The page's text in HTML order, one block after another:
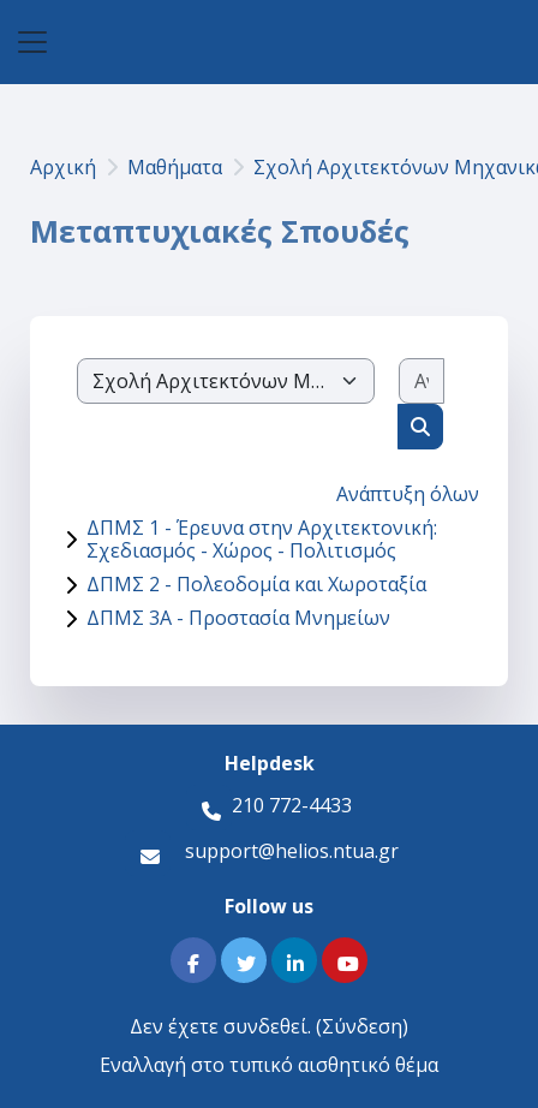
Αρχική Μαθήματα Σχολή Αρχιτεκτόνων
Μεταπτυχιακές Σπουδές
Κατηγορίες μαθημάτων
Αναζήτηση
Ανάπτυξη όλων
ΔΠΜΣ 1 - Έρευνα στην Αρχιτεκτονική:
Σχεδιασμός - Χώρος - Πολιτισμός
ΔΠΜΣ 2 - Πολεοδομία και Χωροταξία
ΔΠΜΣ 3Α - Προστασία Μνημείων
Helpdesk
210 772-4433
support@helios.ntua.gr
Follow us
Δεν έχετε συνδεθεί. (Σύνδεση)
Εναλλαγή στο τυπικό αισθητικό θέμα